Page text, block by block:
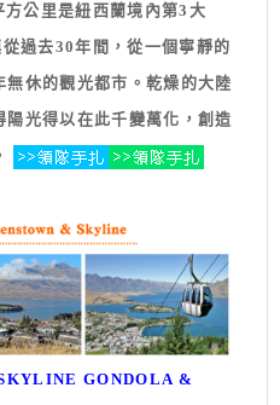
公里是紐西蘭境內第3大
過去30年間，從一個寧靜的
休的觀光都市。乾燥的大陸
光得以在此千變萬化，創造
GONDOLA &